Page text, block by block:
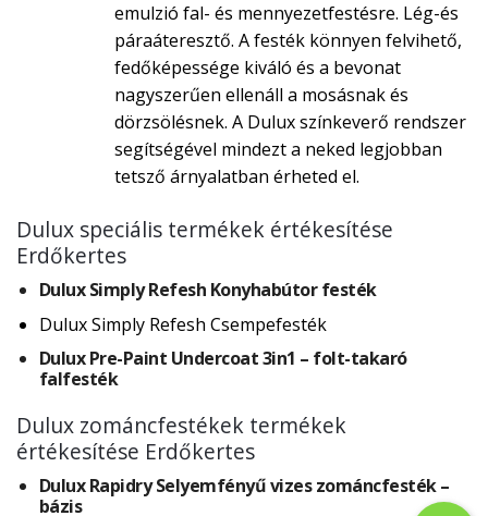
emulzió fal- és mennyezetfestésre. Lég-és
páraáteresztő. A festék könnyen felvihető,
fedőképessége kiváló és a bevonat
nagyszerűen ellenáll a mosásnak és
dörzsölésnek. A Dulux színkeverő rendszer
segítségével mindezt a neked legjobban
tetsző árnyalatban érheted el.
Dulux speciális termékek értékesítése
Erdőkertes
Dulux Simply Refesh Konyhabútor festék
Dulux Simply Refesh Csempefesték
Dulux Pre-Paint Undercoat 3in1 – folt-takaró
falfesték
Dulux zománcfestékek termékek
értékesítése Erdőkertes
Dulux Rapidry Selyemfényű vizes zománcfesték –
bázis